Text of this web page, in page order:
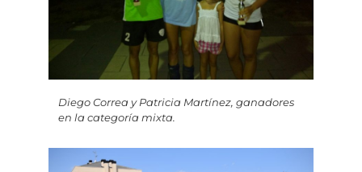
Diego Correa y Patricia Martínez, ganadores
en la categoría mixta.